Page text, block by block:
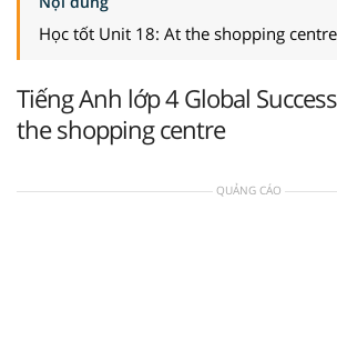
Học tốt Unit 18: At the shopping centre
Tiếng Anh lớp 4 Global
the shopping centre
QUẢNG CÁO